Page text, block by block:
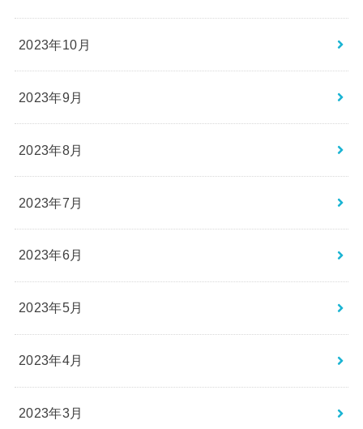
2023年10月
2023年9月
2023年8月
2023年7月
2023年6月
2023年5月
2023年4月
2023年3月